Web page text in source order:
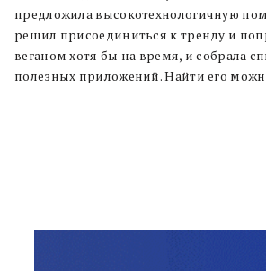
предложила высокотехнологичную
решил присоединиться к тренду и
веганом хотя бы на время, и собрала
полезных приложений. Найти его